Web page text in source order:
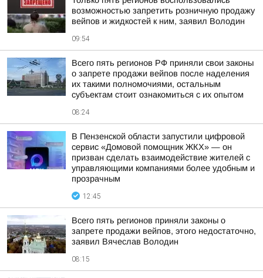
возможностью запретить розничную продажу
вейпов и жидкостей к ним, заявил Володин
09:54
Всего пять регионов РФ приняли свои законы
о запрете продажи вейпов после наделения
их такими полномочиями, остальным
субъектам стоит ознакомиться с их опытом
08:24
В Пензенской области запустили цифровой
сервис «Домовой помощник ЖКХ» — он
призван сделать взаимодействие жителей с
управляющими компаниями более удобным и
прозрачным
12:45
Всего пять регионов приняли законы о
запрете продажи вейпов, этого недостаточно,
заявил Вячеслав Володин
08:15